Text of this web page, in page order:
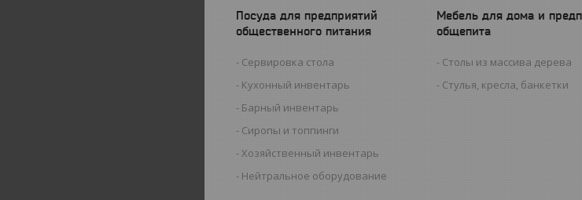
Посуда для предприятий
общественного питания
Сервировка стола
Кухонный инвентарь
Барный инвентарь
Сиропы и топпинги
Хозяйственный инвентарь
Нейтральное оборудование
Мебель для дома и
общепита
Столы из массива дерева
Стулья, кресла, банкетки